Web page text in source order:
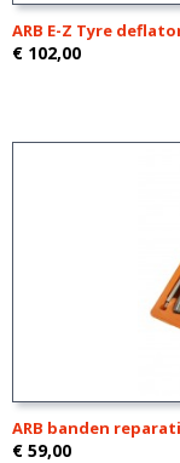
ARB E-Z Tyre
€ 102,00
ARB banden
€ 59,00